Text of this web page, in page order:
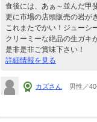
食後には、あぁ～並んだ甲
更に市場の店頭販売の岩が
これまたでかい！ジューシ
クリーミーな絶品の生ガキ
是非是非ご賞味下さい！
詳細情報を見る
カズさん 男性／